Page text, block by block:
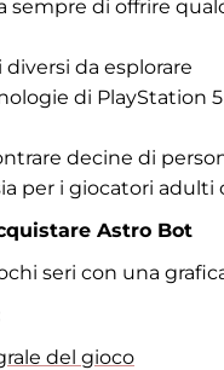
sempre di offrire
da esplorare
di PlayStation
decine di
per i giocatori
Astro Bot
seri con una
del gioco